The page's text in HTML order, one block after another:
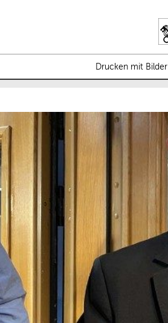
Drucken mit Bilder